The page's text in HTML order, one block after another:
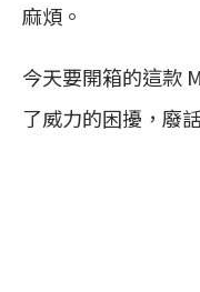
麻煩。
今天要開箱的這款
了威力的困擾，廢